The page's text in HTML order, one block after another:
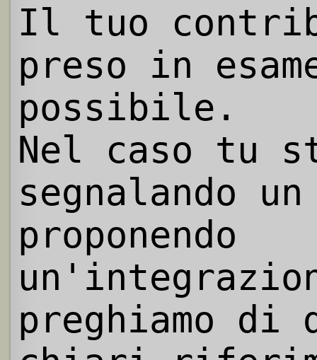
Il tuo
preso in
possibile.
Nel caso tu
segnalando
proponendo
preghiamo